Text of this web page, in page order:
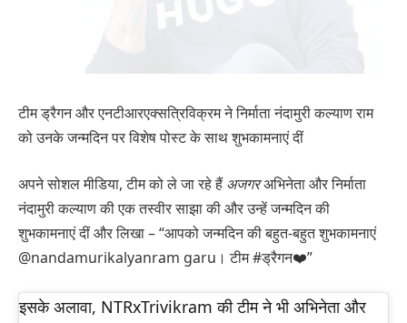
टीम ड्रैगन और एनटीआरएक्सत्रिविक्रम ने निर्माता नंदामुरी कल्याण राम
को उनके जन्मदिन पर विशेष पोस्ट के साथ शुभकामनाएं दीं
अपने सोशल मीडिया, टीम को ले जा रहे हैंअजगरअभिनेता और निर्माता
नंदामुरी कल्याण की एक तस्वीर साझा की और उन्हें जन्मदिन की
शुभकामनाएं दीं और लिखा – “आपको जन्मदिन की बहुत-बहुत शुभकामनाएं
@nandamurikalyanram garu। टीम #ड्रैगन❤️”
इसके अलावा, NTRxTrivikram की टीम ने भी अभिनेता और